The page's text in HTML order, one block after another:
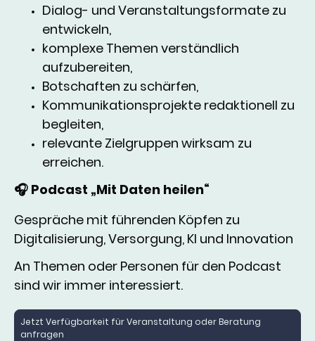
Dialog- und Veranstaltungsformate zu
entwickeln,
komplexe Themen verständlich
aufzubereiten,
Botschaften zu schärfen,
Kommunikationsprojekte redaktionell zu
begleiten,
relevante Zielgruppen wirksam zu
erreichen.
🎧 Podcast „Mit Daten heilen“
Gespräche mit führenden Köpfen zu
Digitalisierung, Versorgung, KI und Innovation
An Themen oder Personen für den Podcast
sind wir immer interessiert.
Jetzt Verfügbarkeit für Veranstaltung oder Beratung
anfragen